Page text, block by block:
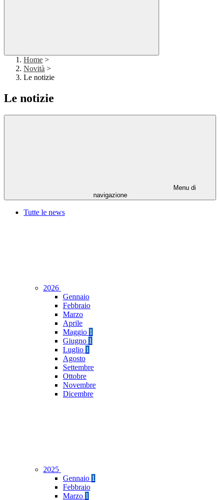
Home >
Novità >
Le notizie
Le notizie
Menu di
navigazione
Tutte le news
2026
Gennaio
Febbraio
Marzo
Aprile
Maggio 1
Giugno 1
Luglio 1
Agosto
Settembre
Ottobre
Novembre
Dicembre
2025
Gennaio 1
Febbraio
Marzo 1